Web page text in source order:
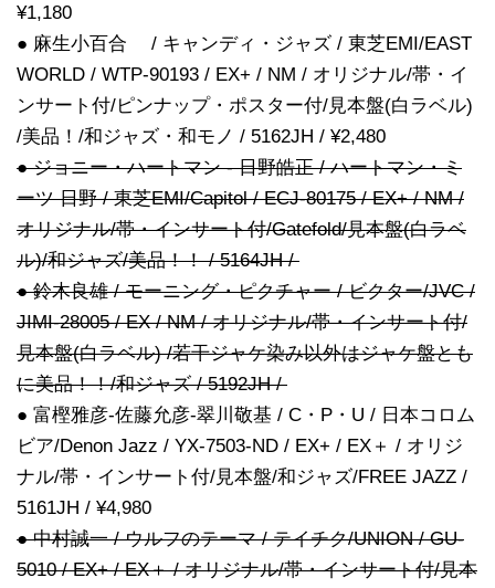
¥1,180
● 麻生小百合 / キャンディ・ジャズ / 東芝EMI/EAST
WORLD / WTP-90193 / EX+ / NM / オリジナル/帯・イ
ンサート付/ピンナップ・ポスター付/見本盤(白ラベル)
/美品！/和ジャズ・和モノ / 5162JH / ¥2,480
● ジョニー・ハートマン - 日野皓正 / ハートマン・ミ
ーツ 日野 / 東芝EMI/Capitol / ECJ-80175 / EX+ / NM /
オリジナル/帯・インサート付/Gatefold/見本盤(白ラベ
ル)/和ジャズ/美品！！ / 5164JH /
● 鈴木良雄 / モーニング・ピクチャー / ビクター/JVC /
JIMI-28005 / EX / NM / オリジナル/帯・インサート付/
見本盤(白ラベル) /若干ジャケ染み以外はジャケ盤とも
に美品！！/和ジャズ / 5192JH /
● 富樫雅彦-佐藤允彦-翠川敬基 / C・P・U / 日本コロム
ビア/Denon Jazz / YX-7503-ND / EX+ / EX＋ / オリジ
ナル/帯・インサート付/見本盤/和ジャズ/FREE JAZZ /
5161JH / ¥4,980
● 中村誠一 / ウルフのテーマ / テイチク/UNION / GU-
5010 / EX+ / EX＋ / オリジナル/帯・インサート付/見本